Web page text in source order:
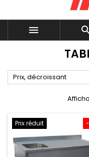

Prix, décroissant
Prix réduit